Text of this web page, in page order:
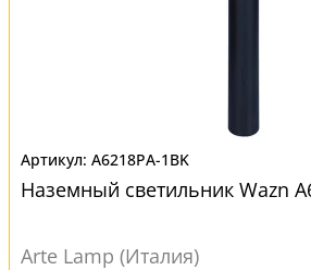
A6218PA-1BK
Наземный светильник Wazn
Arte Lamp (Италия)